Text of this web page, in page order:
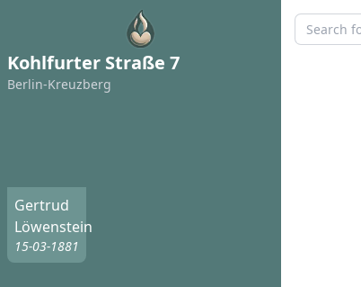
Kohlfurter Straße 7
Berlin-Kreuzberg
Gertrud
Löwenstein
15-03-1881